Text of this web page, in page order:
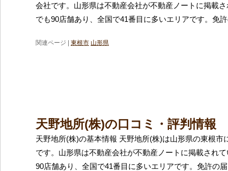
会社です。山形県は不動産会社が不動産ノートに掲載
でも90店舗あり、全国で41番目に多いエリアです。免
関連ページ | 東根市 山形県
天野地所(株)の口コミ・評判情報
天野地所(株)の基本情報 天野地所(株)は山形県の東根市
です。山形県は不動産会社が不動産ノートに掲載され
90店舗あり、全国で41番目に多いエリアです。免許の